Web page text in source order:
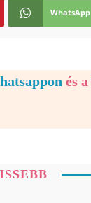
WhatsApp
és a